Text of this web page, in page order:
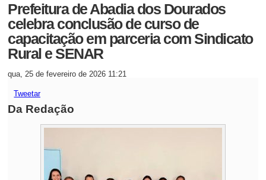
Prefeitura de Abadia dos Dourados
celebra conclusão de curso de
capacitação em parceria com Sindicato
Rural e SENAR
qua, 25 de fevereiro de 2026 11:21
Tweetar
Da Redação